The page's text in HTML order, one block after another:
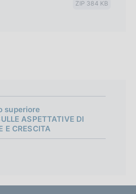
ZIP 384 KB
superiore
ASPETTATIVE DI
E CRESCITA